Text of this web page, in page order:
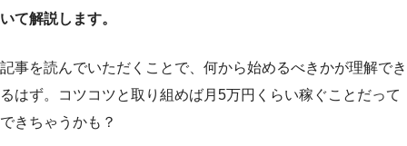
いて解説します。
記事を読んでいただくことで、何から始めるべきかが理解でき
るはず。コツコツと取り組めば月5万円くらい稼ぐことだって
できちゃうかも？